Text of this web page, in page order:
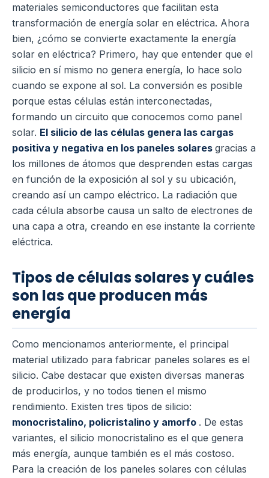
materiales semiconductores que facilitan esta
transformación de energía solar en eléctrica. Ahora
bien, ¿cómo se convierte exactamente la energía
solar en eléctrica? Primero, hay que entender que el
silicio en sí mismo no genera energía, lo hace solo
cuando se expone al sol. La conversión es posible
porque estas células están interconectadas,
formando un circuito que conocemos como panel
solar. El silicio de las células genera las cargas
positiva y negativa en los paneles solares gracias a
los millones de átomos que desprenden estas cargas
en función de la exposición al sol y su ubicación,
creando así un campo eléctrico. La radiación que
cada célula absorbe causa un salto de electrones de
una capa a otra, creando en ese instante la corriente
eléctrica.
Tipos de células solares y cuáles
son las que producen más
energía
Como mencionamos anteriormente, el principal
material utilizado para fabricar paneles solares es el
silicio. Cabe destacar que existen diversas maneras
de producirlos, y no todos tienen el mismo
rendimiento. Existen tres tipos de silicio:
monocristalino, policristalino y amorfo . De estas
variantes, el silicio monocristalino es el que genera
más energía, aunque también es el más costoso.
Para la creación de los paneles solares con células